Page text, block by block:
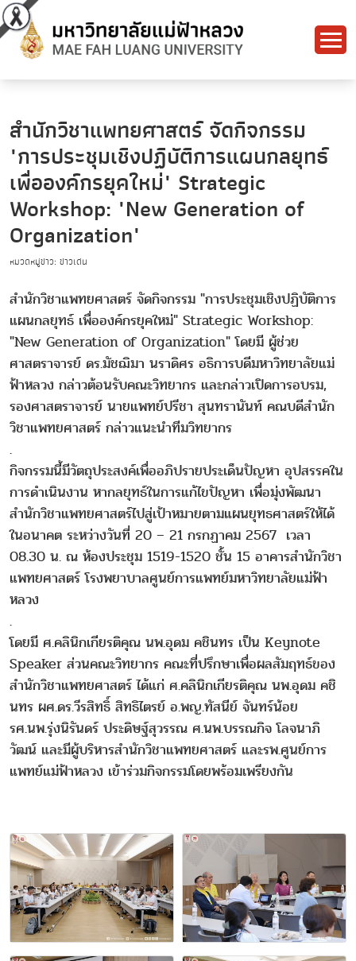
สำนักวิชาแพทยศาสตร์ จัดกิจกรรม
"การประชุมเชิงปฏิบัติการแผนกลยุทธ์
เพื่อองค์กรยุคใหม่" Strategic
Workshop: "New Generation of
Organization"
หมวดหมู่ข่าว: ข่าวเด่น
สำนักวิชาแพทยศาสตร์ จัดกิจกรรม "การประชุมเชิงปฏิบัติการ
แผนกลยุทธ์ เพื่อองค์กรยุคใหม่" Strategic Workshop:
"New Generation of Organization" โดยมี ผู้ช่วย
ศาสตราจารย์ ดร.มัชฌิมา นราดิศร อธิการบดีมหาวิทยาลัยแม่
ฟ้าหลวง กล่าวต้อนรับคณะวิทยากร และกล่าวเปิดการอบรม,
รองศาสตราจารย์ นายแพทย์ปรีชา สุนทรานันท์ คณบดีสำนัก
วิชาแพทยศาสตร์ กล่าวแนะนำทีมวิทยากร
.
กิจกรรมนี้มีวัตถุประสงค์เพื่ออภิปรายประเด็นปัญหา อุปสรรคใน
การดำเนินงาน หากลยุทธ์ในการแก้ไขปัญหา เพื่อมุ่งพัฒนา
สำนักวิชาแพทยศาสตร์ไปสู่เป้าหมายตามแผนยุทธศาสตร์ให้ได้
ในอนาคต ระหว่างวันที่ 20 – 21 กรกฏาคม 2567 เวลา
08.30 น. ณ ห้องประชุม 1519-1520 ชั้น 15 อาคารสำนักวิชา
แพทยศาสตร์ โรงพยาบาลศูนย์การแพทย์มหาวิทยาลัยแม่ฟ้า
หลวง
.
โดยมี ศ.คลินิกเกียรติคุณ นพ.อุดม คชินทร เป็น Keynote
Speaker ส่วนคณะวิทยากร คณะที่ปรึกษาเพื่อผลสัมฤทธ์ของ
สำนักวิชาแพทยศาสตร์ ได้แก่ ศ.คลินิกเกียรติคุณ นพ.อุดม คชิ
นทร ผศ.ดร.วีรสิทธิ์ สิทธิไตรย์ อ.พญ.ทัสนีย์ จันทร์น้อย
รศ.นพ.รุ่งนิรันดร์ ประดิษฐ์สุวรรณ ศ.นพ.บรรณกิจ โลจนาภิ
วัฒน์ และมีผู้บริหารสำนักวิชาแพทยศาสตร์ และรพ.ศูนย์การ
แพทย์แม่ฟ้าหลวง เข้าร่วมกิจกรรมโดยพร้อมเพรียงกัน